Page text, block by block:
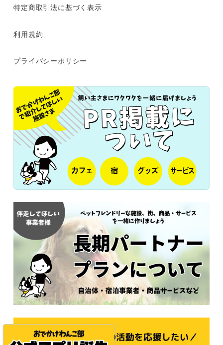
特定商取引法に基づく表示
利用規約
プライバシーポリシー